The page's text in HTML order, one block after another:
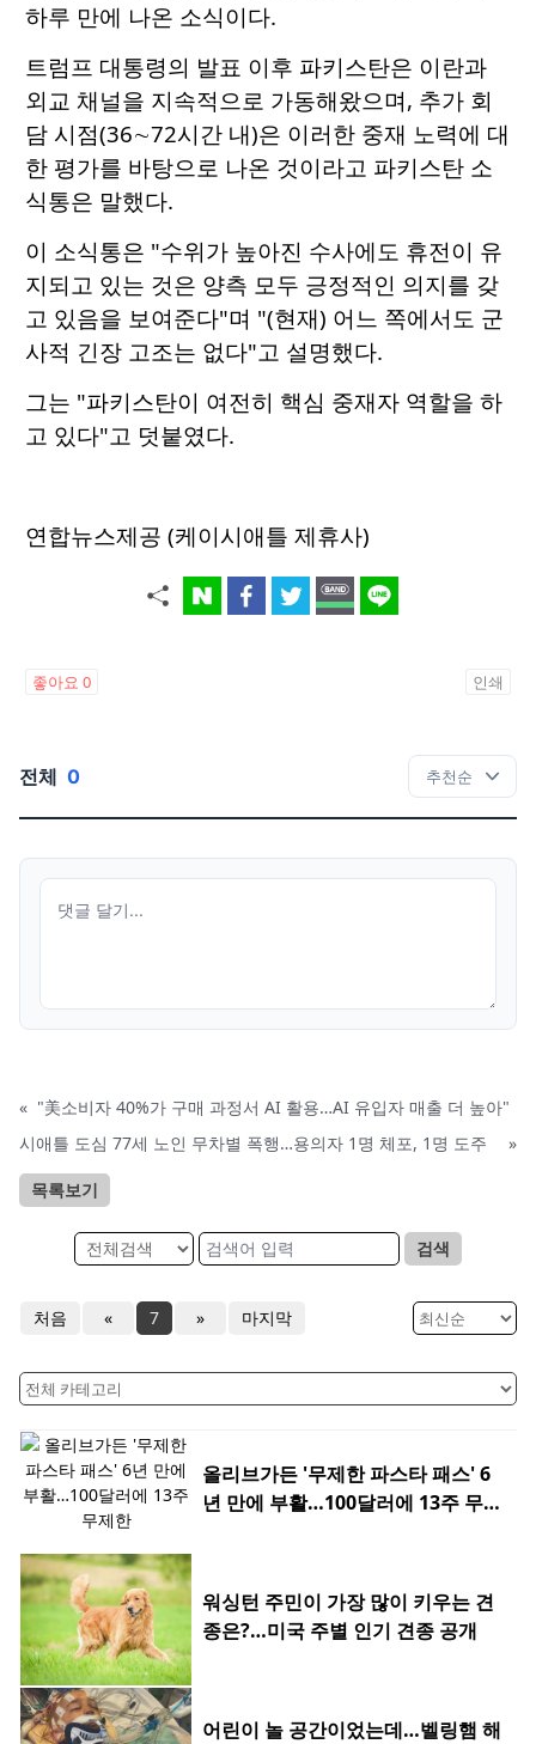
하루 만에 나온 소식이다.
트럼프 대통령의 발표 이후 파키스탄은 이란과
외교 채널을 지속적으로 가동해왔으며, 추가 회
담 시점(36∼72시간 내)은 이러한 중재 노력에 대
한 평가를 바탕으로 나온 것이라고 파키스탄 소
식통은 말했다.
이 소식통은 "수위가 높아진 수사에도 휴전이 유
지되고 있는 것은 양측 모두 긍정적인 의지를 갖
고 있음을 보여준다"며 "(현재) 어느 쪽에서도 군
사적 긴장 고조는 없다"고 설명했다.
그는 "파키스탄이 여전히 핵심 중재자 역할을 하
고 있다"고 덧붙였다.
연합뉴스제공 (케이시애틀 제휴사)
좋아요 0 인쇄
전체 0
« "美소비자 40%가 구매 과정서 AI 활용…AI 유입자 매출 더 높아"
시애틀 도심 77세 노인 무차별 폭행…용의자 1명 체포, 1명 도주
»
목록보기
검색
처음 « 7 » 마지막
올리브가든 '무제한 파스타 패스' 6
년 만에 부활…100달러에 13주 무제
워싱턴 주민이 가장 많이 키우는 견
종은?…미국 주별 인기 견종 공개
어린이 놀 공간이었는데…벨링햄 해